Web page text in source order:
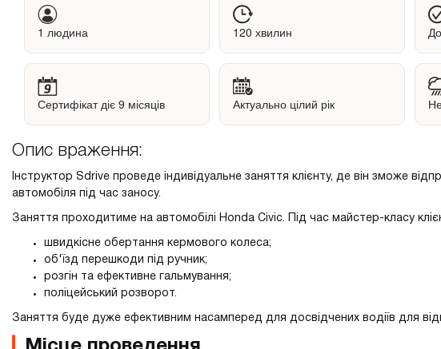
1 людина 120 хвилин
Сертифікат діє 9 місяців Актуально цілий рік
Опис враження:
Інструктор Sdrive проведе індивідуальне заняття клієнту, де він зможе
автомобіля під час заносу.
Заняття проходитиме на автомобілі Honda Civic. Під час майстер-класу
швидкісне обертання кермового колеса;
об'їзд перешкоди під ручник;
розгін та ефективне гальмування;
поліцейський розворот.
Заняття буде дуже ефективним насамперед для досвідчених водіїв для